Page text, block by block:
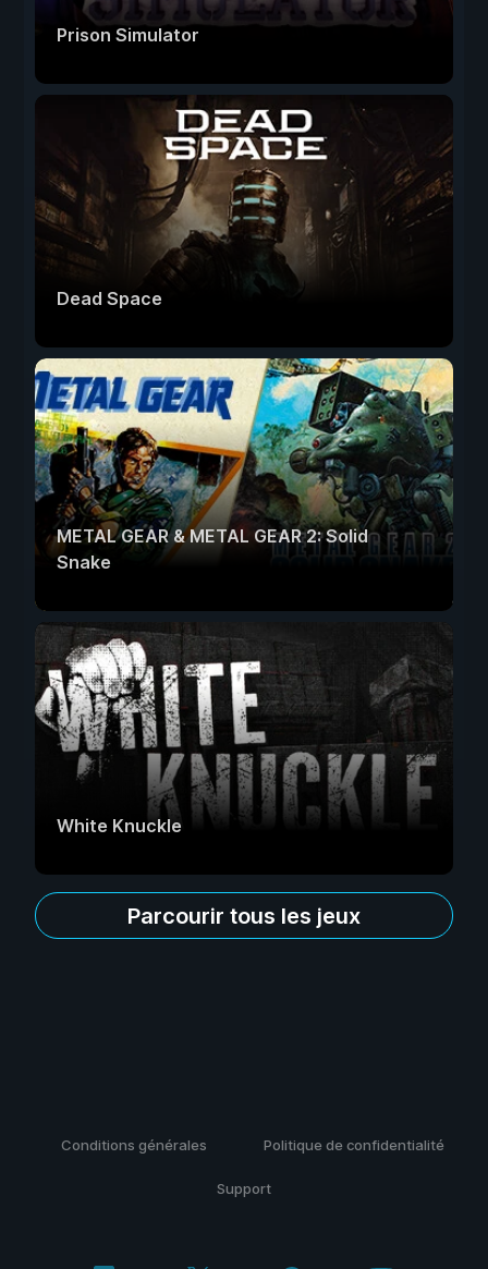
Prison Simulator
Dead Space
METAL GEAR & METAL GEAR 2: Solid
Snake
White Knuckle
Parcourir tous les jeux
Conditions générales Politique de confidentialité
Support